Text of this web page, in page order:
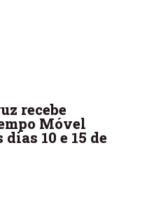
recebe
Móvel
dias 10 e 15 de